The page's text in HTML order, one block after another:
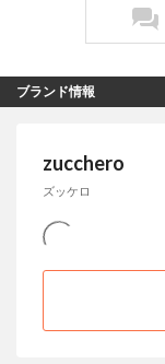
ブランド情報
zucchero
ズッケロ